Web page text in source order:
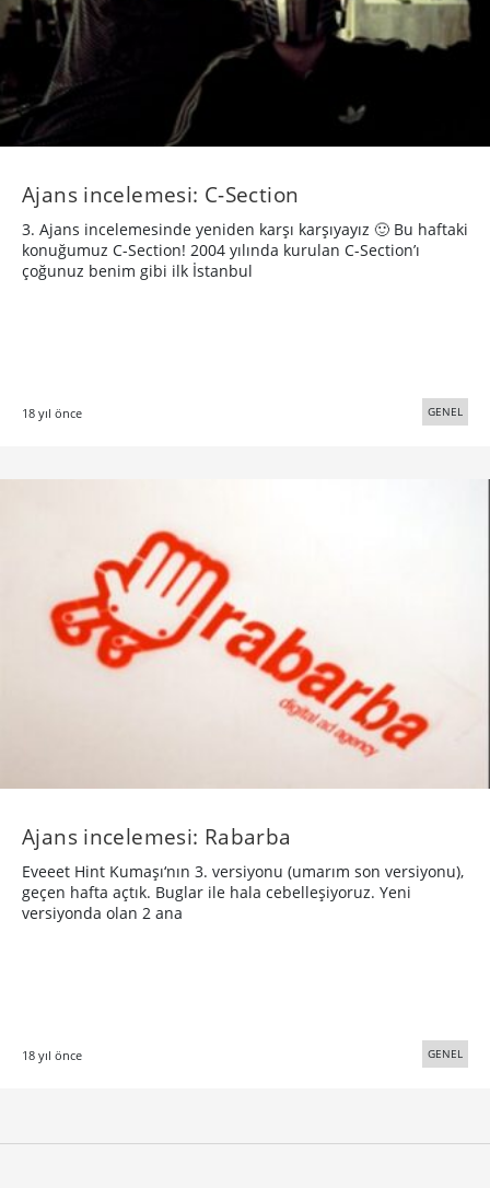
Ajans incelemesi: C-Section
3. Ajans incelemesinde yeniden karşı karşıyayız 🙂 Bu haftaki
konuğumuz C-Section! 2004 yılında kurulan C-Section’ı
çoğunuz benim gibi ilk İstanbul
18 yıl önce GENEL
Ajans incelemesi: Rabarba
Eveeet Hint Kumaşı‘nın 3. versiyonu (umarım son versiyonu),
geçen hafta açtık. Buglar ile hala cebelleşiyoruz. Yeni
versiyonda olan 2 ana
18 yıl önce GENEL